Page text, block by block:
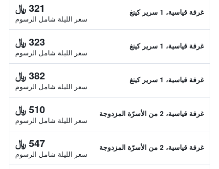
غرفة قياسية، 1 سرير كينغ 321 ﷼
سعر الليلة شامل الرسوم
غرفة قياسية، 1 سرير كينغ 323 ﷼
سعر الليلة شامل الرسوم
غرفة قياسية، 1 سرير كينغ 382 ﷼
سعر الليلة شامل الرسوم
غرفة قياسية، 2 من الأسرّة المزدوجة 510 ﷼
سعر الليلة شامل الرسوم
غرفة قياسية، 2 من الأسرّة المزدوجة 547 ﷼
سعر الليلة شامل الرسوم